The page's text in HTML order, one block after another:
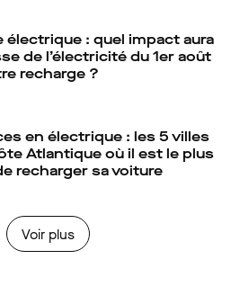
électrique : quel impact aura
de l’électricité du 1er août
recharge ?
en électrique : les 5 villes
Atlantique où il est le plus
recharger sa voiture
Voir plus